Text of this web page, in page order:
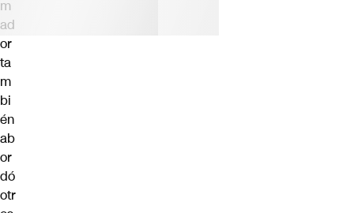
m
ad
or
ta
m
bi
én
ab
or
dó
otr